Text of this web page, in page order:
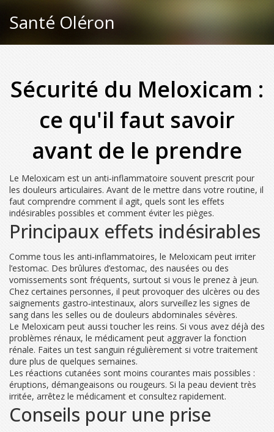
Santé Oléron
Sécurité du Meloxicam :
ce qu'il faut savoir
avant de le prendre
Le Meloxicam est un anti‑inflammatoire souvent prescrit pour
les douleurs articulaires. Avant de le mettre dans votre routine, il
faut comprendre comment il agit, quels sont les effets
indésirables possibles et comment éviter les pièges.
Principaux effets indésirables
Comme tous les anti‑inflammatoires, le Meloxicam peut irriter
l’estomac. Des brûlures d’estomac, des nausées ou des
vomissements sont fréquents, surtout si vous le prenez à jeun.
Chez certaines personnes, il peut provoquer des ulcères ou des
saignements gastro‑intestinaux, alors surveillez les signes de
sang dans les selles ou de douleurs abdominales sévères.
Le Meloxicam peut aussi toucher les reins. Si vous avez déjà des
problèmes rénaux, le médicament peut aggraver la fonction
rénale. Faites un test sanguin régulièrement si votre traitement
dure plus de quelques semaines.
Les réactions cutanées sont moins courantes mais possibles :
éruptions, démangeaisons ou rougeurs. Si la peau devient très
irritée, arrêtez le médicament et consultez rapidement.
Conseils pour une prise